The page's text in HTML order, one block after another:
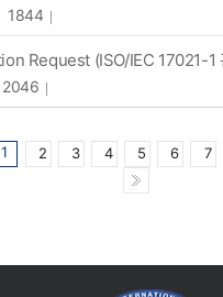
1844
2046
1 2 3 4 5 6 7